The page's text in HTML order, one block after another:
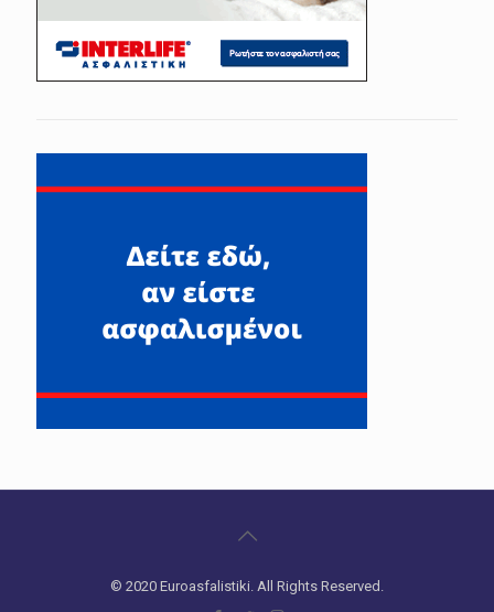
© 2020 Euroasfalistiki. All Rights Reserved.